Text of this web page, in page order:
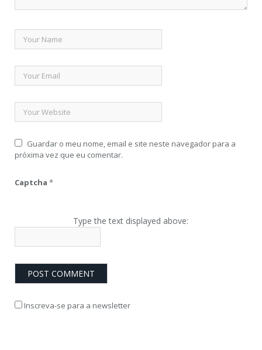
Guardar o meu nome, email e site neste navegador para a
próxima vez que eu comentar.
Captcha *
Type the text displayed above:
Inscreva-se para a newsletter